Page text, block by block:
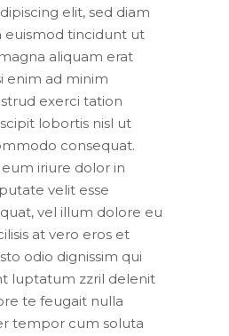
elit, sed diam
euismod tincidunt ut
aliquam erat
enim ad minim
exerci tation
lobortis nisl ut
consequat.
iriure dolor in
velit esse
vel illum dolore eu
at vero eros et
odio dignissim qui
luptatum zzril delenit
te feugait nulla
tempor cum soluta